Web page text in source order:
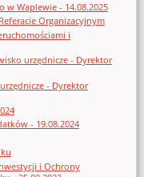
w Waplewie - 14.08.2025
Organizacyjnym
i
urzędnicze - Dyrektor
- Dyrektor
- 19.08.2024
i Ochrony